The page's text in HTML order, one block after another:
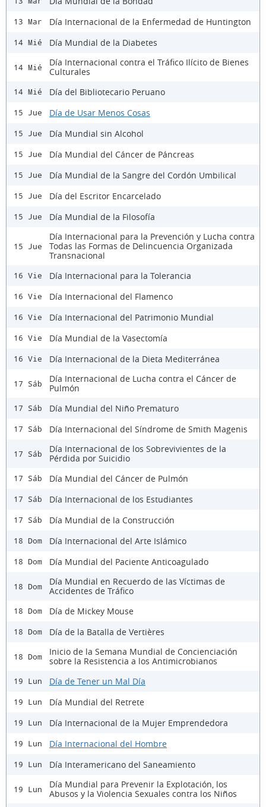
13 Mar Día Internacional de la Enfermedad de Huntington
14 Mié Día Mundial de la Diabetes
14 Mié
Día Internacional contra el Tráfico Ilícito de Bienes
Culturales
14 Mié Día del Bibliotecario Peruano
15 Jue Día de Usar Menos Cosas
15 Jue Día Mundial sin Alcohol
15 Jue Día Mundial del Cáncer de Páncreas
15 Jue Día Mundial de la Sangre del Cordón Umbilical
15 Jue Día del Escritor Encarcelado
15 Jue Día Mundial de la Filosofía
15 Jue
Día Internacional para la Prevención y Lucha contra
Todas las Formas de Delincuencia Organizada
Transnacional
16 Vie Día Internacional para la Tolerancia
16 Vie Día Internacional del Flamenco
16 Vie Día Internacional del Patrimonio Mundial
16 Vie Día Mundial de la Vasectomía
16 Vie Día Internacional de la Dieta Mediterránea
17 Sáb
Día Internacional de Lucha contra el Cáncer de
Pulmón
17 Sáb Día Mundial del Niño Prematuro
17 Sáb Día Internacional del Síndrome de Smith Magenis
17 Sáb
Día Internacional de los Sobrevivientes de la
Pérdida por Suicidio
17 Sáb Día Mundial del Cáncer de Pulmón
17 Sáb Día Internacional de los Estudiantes
17 Sáb Día Mundial de la Construcción
18 Dom Día Internacional del Arte Islámico
18 Dom Día Mundial del Paciente Anticoagulado
18 Dom
Día Mundial en Recuerdo de las Víctimas de
Accidentes de Tráfico
18 Dom Día de Mickey Mouse
18 Dom Día de la Batalla de Vertières
18 Dom
Inicio de la Semana Mundial de Concienciación
sobre la Resistencia a los Antimicrobianos
19 Lun Día de Tener un Mal Día
19 Lun Día Mundial del Retrete
19 Lun Día Internacional de la Mujer Emprendedora
19 Lun Día Internacional del Hombre
19 Lun Día Interamericano del Saneamiento
19 Lun
Día Mundial para Prevenir la Explotación, los
Abusos y la Violencia Sexuales contra los Niños